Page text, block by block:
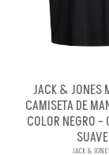
JACK & JONES
CAMISETA DE
COLOR NEGRO -
SUAVE
JACK &